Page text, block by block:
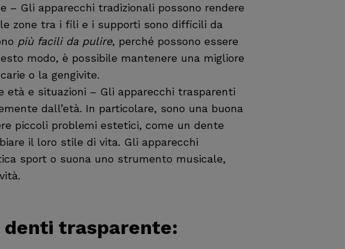
– Gli apparecchi tradizionali possono rendere
zone tra i fili e i supporti sono difficili da
più facili da pulire, perché possono essere
modo, è possibile mantenere una migliore
o la gengivite.
età e situazioni – Gli apparecchi trasparenti
dall’età. In particolare, sono una buona
piccoli problemi estetici, come un dente
il loro stile di vita. Gli apparecchi
sport o suona uno strumento musicale,
denti trasparente: